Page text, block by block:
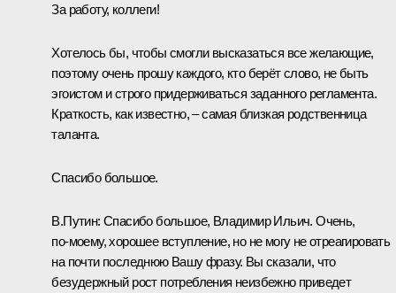
За работу, коллеги!
Хотелось бы, чтобы смогли высказаться все желающие,
поэтому очень прошу каждого, кто берёт слово, не быть
эгоистом и строго придерживаться заданного регламента.
Краткость, как известно, – самая близкая родственница
таланта.
Спасибо большое.
В.Путин: Спасибо большое, Владимир Ильич. Очень,
по‑моему, хорошее вступление, но не могу не отреагировать
на почти последнюю Вашу фразу. Вы сказали, что
безудержный рост потребления неизбежно приведет